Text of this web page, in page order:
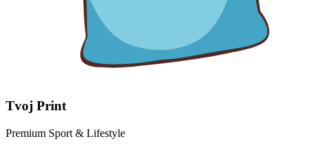
Tvoj Print
Premium Sport & Lifestyle